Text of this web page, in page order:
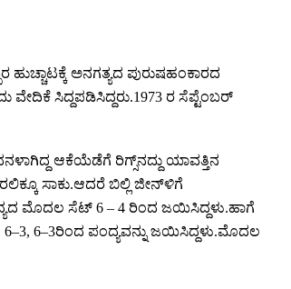
ಹುಚ್ಚಾಟಕ್ಕೆ ಅನಗತ್ಯದ ಪುರುಷಹಂಕಾರದ
ವೇದಿಕೆ ಸಿದ್ದಪಡಿಸಿದ್ದರು.1973 ರ ಸೆಪ್ಟೆಂಬರ್
ಆಕೆಯೆಡೆಗೆ ರಿಗ್ಸ್‌ನದ್ದು ಯಾವತ್ತಿನ
ಸಾಕು.ಆದರೆ ಬಿಲ್ಲಿ ಜೀನ್‌ಳಿಗೆ
ಮೊದಲ ಸೆಟ್ 6 – 4 ರಿಂದ ಜಯಿಸಿದ್ದಳು.ಹಾಗೆ
6–3ರಿಂದ ಪಂದ್ಯವನ್ನು ಜಯಿಸಿದ್ದಳು.ಮೊದಲ